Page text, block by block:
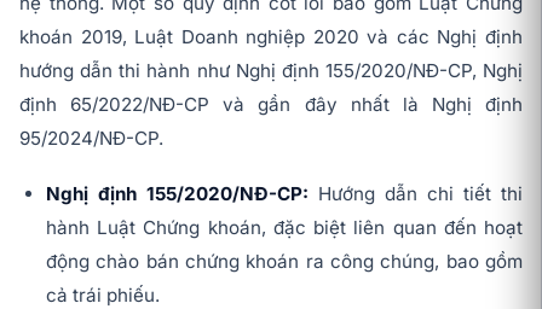
khoán 2019, Luật Doanh nghiệp 2020 và các Nghị định
hướng dẫn thi hành như Nghị định 155/2020/NĐ-CP, Nghị
định 65/2022/NĐ-CP và gần đây nhất là Nghị định
95/2024/NĐ-CP.
Nghị định 155/2020/NĐ-CP: Hướng dẫn chi tiết thi
hành Luật Chứng khoán, đặc biệt liên quan đến hoạt
động chào bán chứng khoán ra công chúng, bao gồm
cả trái phiếu.